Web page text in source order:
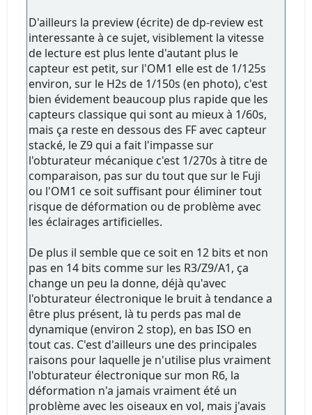
D'ailleurs la preview (écrite) de dp-review est
interessante à ce sujet, visiblement la vitesse
de lecture est plus lente d'autant plus le
capteur est petit, sur l'OM1 elle est de 1/125s
environ, sur le H2s de 1/150s (en photo), c'est
bien évidement beaucoup plus rapide que les
capteurs classique qui sont au mieux à 1/60s,
mais ça reste en dessous des FF avec capteur
stacké, le Z9 qui a fait l'impasse sur
l'obturateur mécanique c'est 1/270s à titre de
comparaison, pas sur du tout que sur le Fuji
ou l'OM1 ce soit suffisant pour éliminer tout
risque de déformation ou de problème avec
les éclairages artificielles.
De plus il semble que ce soit en 12 bits et non
pas en 14 bits comme sur les R3/Z9/A1, ça
change un peu la donne, déjà qu'avec
l'obturateur électronique le bruit à tendance a
être plus présent, là tu perds pas mal de
dynamique (environ 2 stop), en bas ISO en
tout cas. C'est d'ailleurs une des principales
raisons pour laquelle je n'utilise plus vraiment
l'obturateur électronique sur mon R6, la
déformation n'a jamais vraiment été un
problème avec les oiseaux en vol, mais j'avais